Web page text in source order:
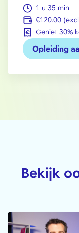
1 u 35 min
€120.00
Geniet 30%
Opleiding
Bekijk